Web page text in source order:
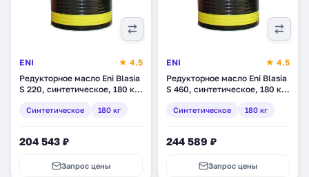
ENI
★ 4.5
Редукторное масло Eni Blasia
S 220, синтетическое, 180 кг
Синтетическое 180 кг
204 543 ₽
Запрос цены
ENI
★ 4.5
Редукторное масло Eni Blasia
S 460, синтетическое, 180 кг
Синтетическое 180 кг
244 589 ₽
Запрос цены